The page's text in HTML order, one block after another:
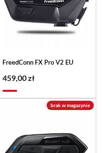
FreedConn FX Pro V2 EU
459,00 zł
brak w magazynie